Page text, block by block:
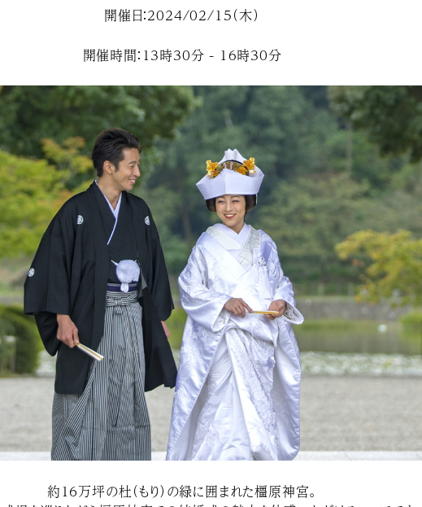
開催日：2024/02/15（木）
開催時間：13時30分 - 16時30分
約１６万坪の杜（もり）の緑に囲まれた橿原神宮。